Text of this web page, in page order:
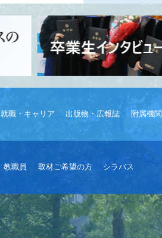
就職・キャリア 出版物・広報誌 附属機関
教職員 取材ご希望の方 シラバス